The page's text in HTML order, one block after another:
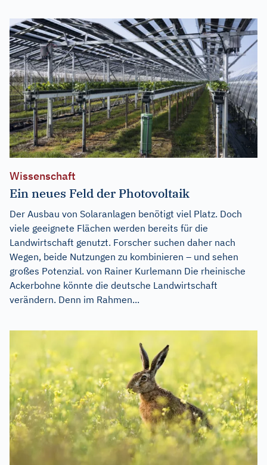
Wissenschaft
Ein neues Feld der Photovoltaik
Der Ausbau von Solaranlagen benötigt viel Platz. Doch
viele geeignete Flächen werden bereits für die
Landwirtschaft genutzt. Forscher suchen daher nach
Wegen, beide Nutzungen zu kombinieren – und sehen
großes Potenzial. von Rainer Kurlemann Die rheinische
Ackerbohne könnte die deutsche Landwirtschaft
verändern. Denn im Rahmen...